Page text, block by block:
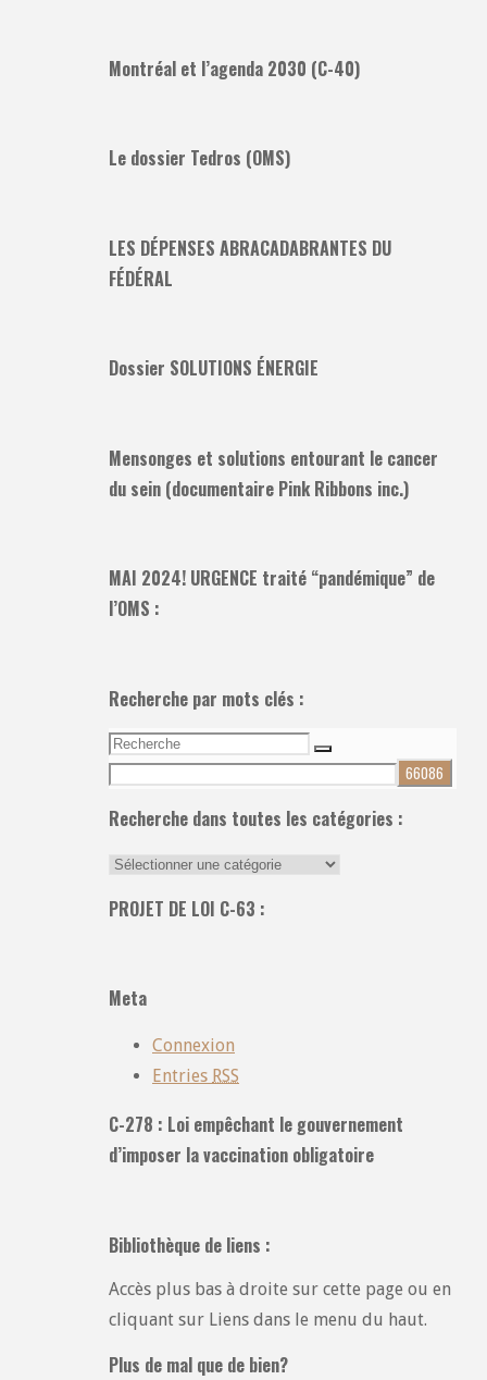
Montréal et l’agenda 2030 (C-40)
Le dossier Tedros (OMS)
LES DÉPENSES ABRACADABRANTES DU
FÉDÉRAL
Dossier SOLUTIONS ÉNERGIE
Mensonges et solutions entourant le cancer
du sein (documentaire Pink Ribbons inc.)
MAI 2024! URGENCE traité “pandémique” de
l’OMS :
Recherche par mots clés :
Recherche
pour:
Recherche
Recherche dans toutes les catégories :
Recherche
toutes
PROJET DE LOI C-63 :
Meta
Connexion
Entries RSS
C-278 : Loi empêchant le gouvernement
d’imposer la vaccination obligatoire
Bibliothèque de liens :
Accès plus bas à droite sur cette page ou en
cliquant sur Liens dans le menu du haut.
Plus de mal que de bien?